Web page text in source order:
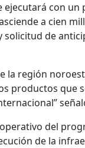
con
a cien
solicitud de
la región
productos que
del
de la